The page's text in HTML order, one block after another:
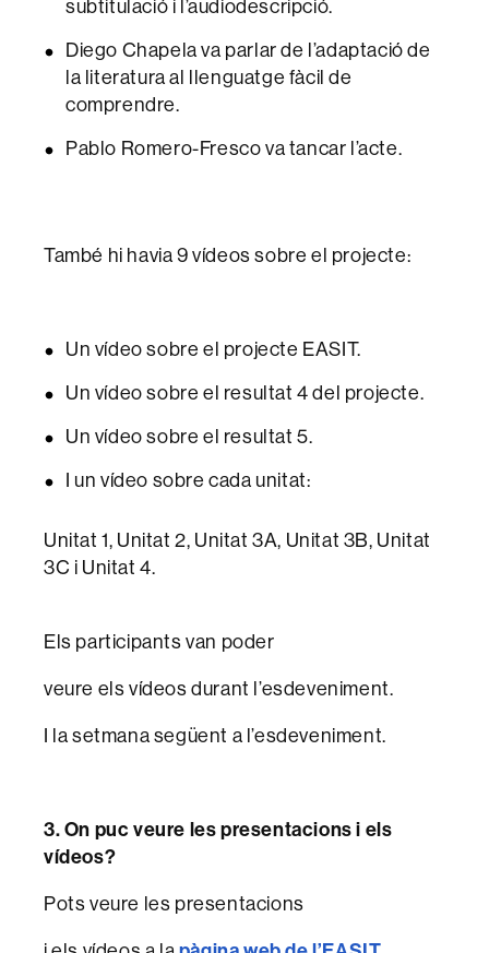
subtitulació i l’audiodescripció.
Diego Chapela va parlar de l’adaptació de
la literatura al llenguatge fàcil de
comprendre.
Pablo Romero-Fresco va tancar l’acte.
També hi havia 9 vídeos sobre el projecte:
Un vídeo sobre el projecte EASIT.
Un vídeo sobre el resultat 4 del projecte.
Un vídeo sobre el resultat 5.
I un vídeo sobre cada unitat:
Unitat 1, Unitat 2, Unitat 3A, Unitat 3B, Unitat
3C i Unitat 4.
Els participants van poder
veure els vídeos durant l’esdeveniment.
I la setmana següent a l’esdeveniment.
3. On puc veure les presentacions i els
vídeos?
Pots veure les presentacions